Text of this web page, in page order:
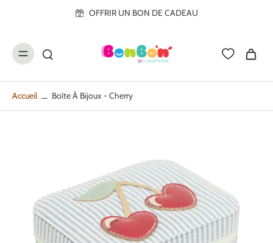
OFFRIR UN BON DE CADEAU
Accueil Boîte À Bijoux - Cherry